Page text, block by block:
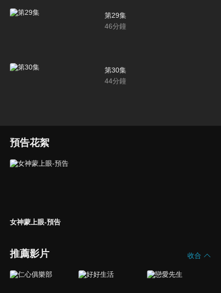
第29集
46分鐘
第30集
44分鐘
預告花絮
女神蒙上眼-預告
推薦影片 收合